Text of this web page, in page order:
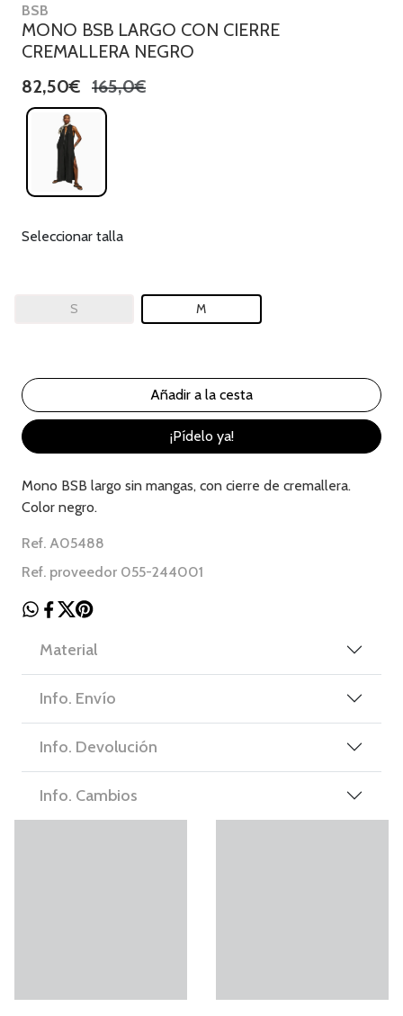
BSB
MONO BSB LARGO CON CIERRE
CREMALLERA NEGRO
82,50€ 165,0€
Seleccionar talla
S M
¡Pídelo ya!
Mono BSB largo sin mangas, con cierre de cremallera.
Color negro.
Ref. A05488
Ref. proveedor 055-244001
Material
Info. Envío
Info. Devolución
Info. Cambios